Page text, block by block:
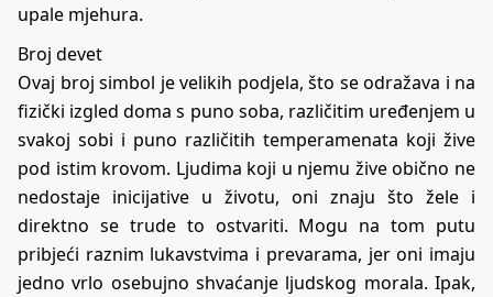
upale mjehura.
Broj devet
Ovaj broj simbol je velikih podjela, što se odražava i na
fizički izgled doma s puno soba, različitim uređenjem u
svakoj sobi i puno različitih temperamenata koji žive
pod istim krovom. Ljudima koji u njemu žive obično ne
nedostaje inicijative u životu, oni znaju što žele i
direktno se trude to ostvariti. Mogu na tom putu
pribjeći raznim lukavstvima i prevarama, jer oni imaju
jedno vrlo osebujno shvaćanje ljudskog morala. Ipak,